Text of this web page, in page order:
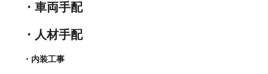
・車両手配
・人材手配
・内装工事